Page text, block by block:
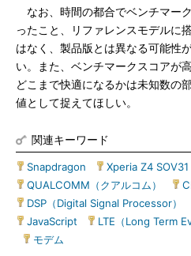
なお、時間の都合でベンチマー
ったこと、リファレンスモデルに
はなく、製品版とは異なる可能性
い。また、ベンチマークスコアが
どこまで快適になるかは未知数の
値として捉えてほしい。
関連キーワード
Snapdragon Xperia Z4 SOV31
QUALCOMM（クアルコム）
DSP（Digital Signal Processor）
JavaScript
LTE（Long Term
モデム